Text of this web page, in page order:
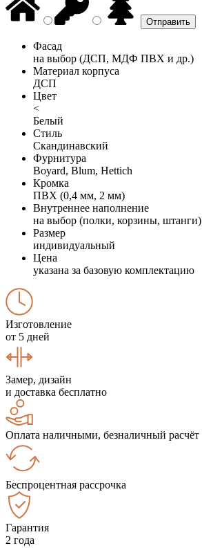
Фасад
на выбор (ДСП, МДФ ПВХ и др.)
Материал корпуса
ДСП
Цвет
<
Белый
Стиль
Скандинавский
Фурнитура
Boyard, Blum, Hettich
Кромка
ПВХ (0,4 мм, 2 мм)
Внутреннее наполнение
на выбор (полки, корзины, штанги)
Размер
индивидуальный
Цена
указана за базовую комплектацию
Изготовление
от 5 дней
Замер, дизайн
и доставка бесплатно
Оплата наличными, безналичный расчёт
Беспроцентная рассрочка
Гарантия
2 года